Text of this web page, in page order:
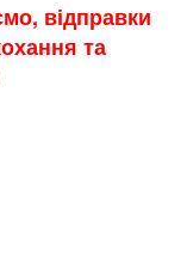
відправки
та